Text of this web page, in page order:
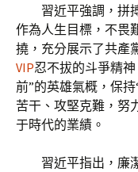
習近平強調，拼搏
作為人生目標，不畏
撓，充分展示了共產
VIP忍不拔的斗爭精
前”的英雄氣概，保
苦干、攻堅克難，努
于時代的業績。
習近平指出，廉